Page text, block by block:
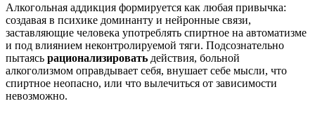
Алкогольная аддикция формируется как любая привычка:
создавая в психике доминанту и нейронные связи,
заставляющие человека употреблять спиртное на автоматизме
и под влиянием неконтролируемой тяги. Подсознательно
пытаясь рационализировать действия, больной
алкоголизмом оправдывает себя, внушает себе мысли, что
спиртное неопасно, или что вылечиться от зависимости
невозможно.